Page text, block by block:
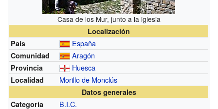
Casa de los Mur, junto a la iglesia
Localización
País
España
Comunidad Aragón
Provincia Huesca
Localidad Morillo de Monclús
Datos generales
Categoría
B.I.C.